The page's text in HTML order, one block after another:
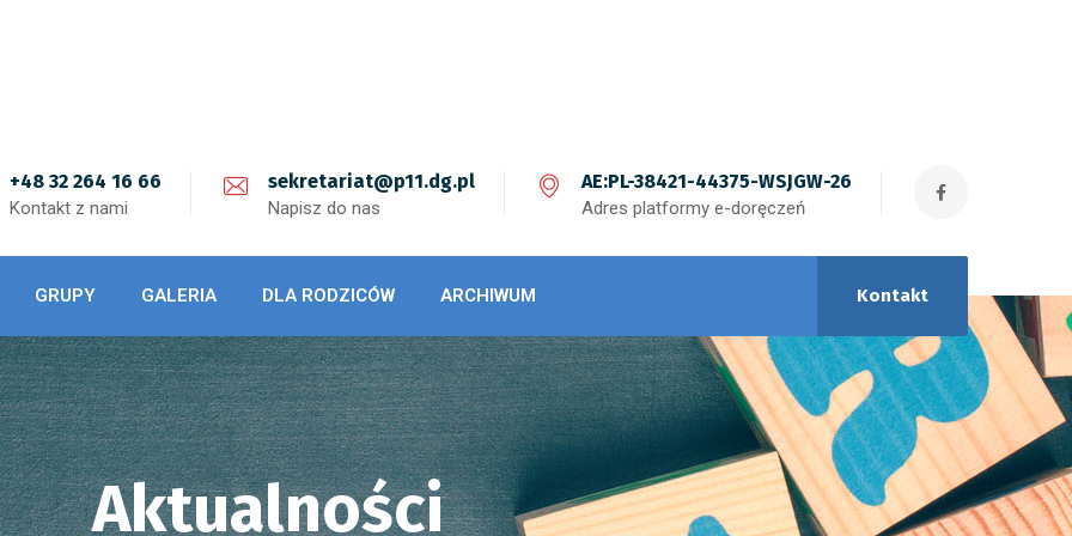
+48 32 264 16 66
Kontakt z nami
sekretariat@p11.dg.pl
Napisz do nas
AE:PL-38421-44375-WSJGW-26
Adres platformy e-doręczeń
Kontakt
GRUPY GALERIA DLA RODZICÓW ARCHIWUM
Aktualności